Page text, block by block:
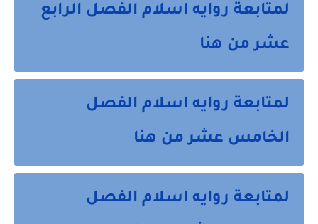
لمتابعة روايه اسلام الفصل الرابع
عشر من هنا
لمتابعة روايه اسلام الفصل
الخامس عشر من هنا
لمتابعة روايه اسلام الفصل